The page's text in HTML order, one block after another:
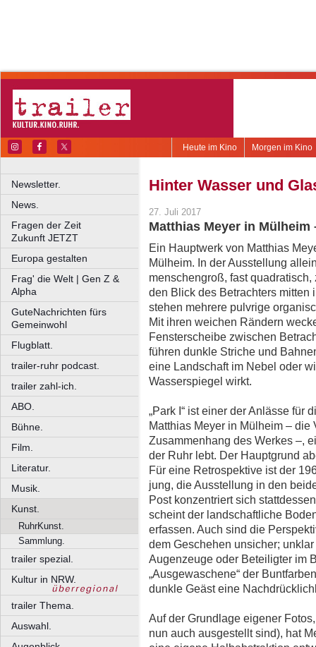
Morgen im Kino
Heute im Kino
Newsletter.
News.
Fragen der Zeit
Zukunft JETZT
Europa gestalten
Frag' die Welt | Gen Z &
Alpha
GuteNachrichten fürs
Gemeinwohl
Flugblatt.
trailer-ruhr podcast.
trailer zahl-ich.
ABO.
Bühne.
Film.
Literatur.
Musik.
Kunst.
RuhrKunst.
Sammlung.
trailer spezial.
Kultur in NRW.
trailer Thema.
Auswahl.
Hinter Wasser und
27. Juli 2017
Matthias Meyer in Mülheim
Ein Hauptwerk von Matthias
Mülheim. In der Ausstellung
menschengroß, fast quadratisch,
den Blick des Betrachters mitten
stehen mehrere pulvrige
Mit ihren weichen Rändern
Fensterscheibe zwischen
führen dunkle Striche und
eine Landschaft im Nebel oder
Wasserspiegel wirkt.
„Park I“ ist einer der Anlässe für
Matthias Meyer in Mülheim –
Zusammenhang des Werkes –,
der Ruhr lebt. Der Hauptgrund
Für eine Retrospektive ist der
jung, die Ausstellung in den
Post konzentriert sich
scheint der landschaftliche
erfassen. Auch sind die
dem Geschehen unsicher;
Augenzeuge oder Beteiligter im
„Ausgewaschene“ der
dunkle Geäst eine
Auf der Grundlage eigener
nun auch ausgestellt sind), hat